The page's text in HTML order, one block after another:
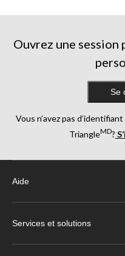
Ouvrez une
Se
Vous n’avez pas
TriangleMD?
Aide
Services et solutions